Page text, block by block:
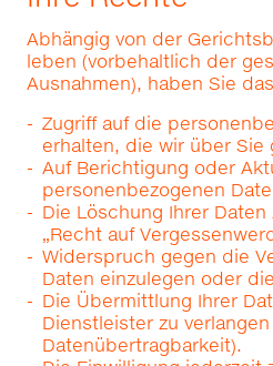
Abhängig von der
leben (vorbehaltlich der
Ausnahmen), haben Sie
Zugriff auf die
erhalten, die wir über Sie
Auf Berichtigung oder
personenbezogenen
Die Löschung Ihrer Daten
„Recht auf
Widerspruch gegen die
Daten einzulegen oder
Die Übermittlung Ihrer
Dienstleister zu
Datenübertragbarkeit).